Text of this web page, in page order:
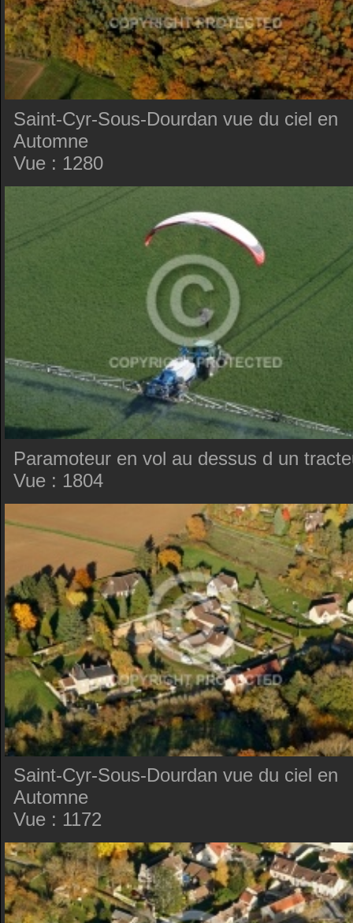
Saint-Cyr-Sous-Dourdan vue du ciel en
Automne
Vue : 1280
Paramoteur en vol au dessus d un
Vue : 1804
Saint-Cyr-Sous-Dourdan vue du ciel en
Automne
Vue : 1172